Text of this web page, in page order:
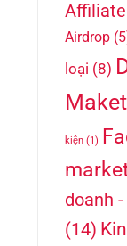
Airdrop
loại (8)
kiện(1)
doanh
(14)